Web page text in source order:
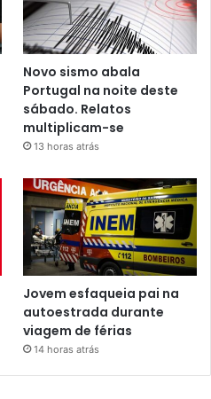
Novo sismo abala
Portugal na noite deste
sábado. Relatos
multiplicam-se
13 horas atrás
Jovem esfaqueia pai na
autoestrada durante
viagem de férias
14 horas atrás